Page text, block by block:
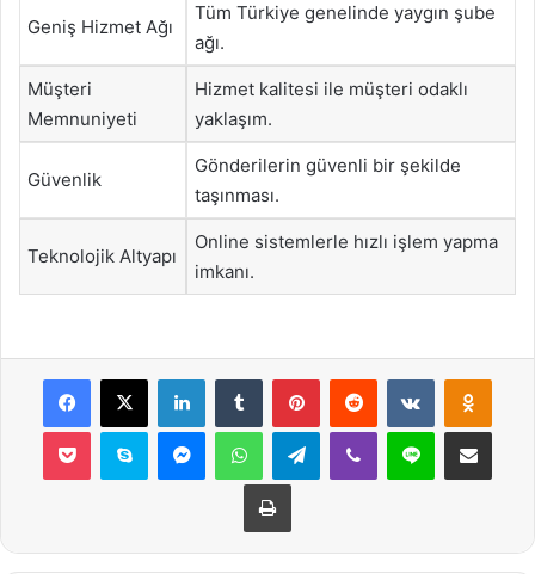
Geniş Hizmet Ağı
Tüm Türkiye genelinde yaygın şube
ağı.
Müşteri
Memnuniyeti
Hizmet kalitesi ile müşteri odaklı
yaklaşım.
Güvenlik
Gönderilerin güvenli bir şekilde
taşınması.
Teknolojik Altyapı
Online sistemlerle hızlı işlem yapma
imkanı.
Facebook
X LinkedInTumblr PinterestReddit VKontakte
Pocket Skype MessengerWhatsAppTelegramViber Line E-Posta ile
Yazdır